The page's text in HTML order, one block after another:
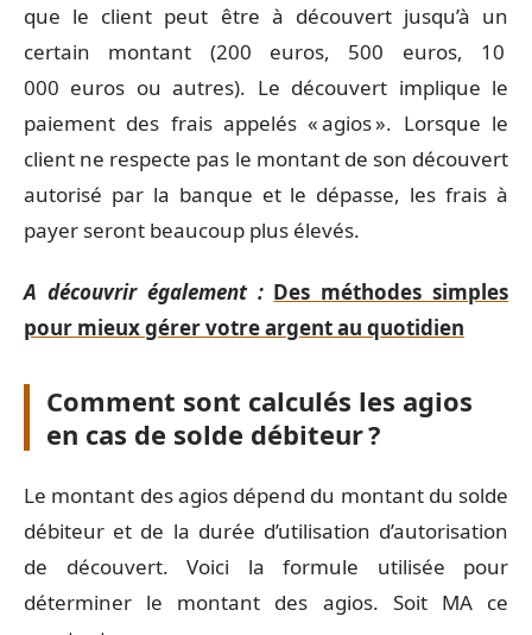
que le client peut être à découvert jusqu’à un
certain montant (200 euros, 500 euros, 10
000 euros ou autres). Le découvert implique le
paiement des frais appelés « agios ». Lorsque le
client ne respecte pas le montant de son découvert
autorisé par la banque et le dépasse, les frais à
payer seront beaucoup plus élevés.
A découvrir également : Des méthodes simples
pour mieux gérer votre argent au quotidien
Comment sont calculés les agios
en cas de solde débiteur ?
Le montant des agios dépend du montant du solde
débiteur et de la durée d’utilisation d’autorisation
de découvert. Voici la formule utilisée pour
déterminer le montant des agios. Soit MA ce